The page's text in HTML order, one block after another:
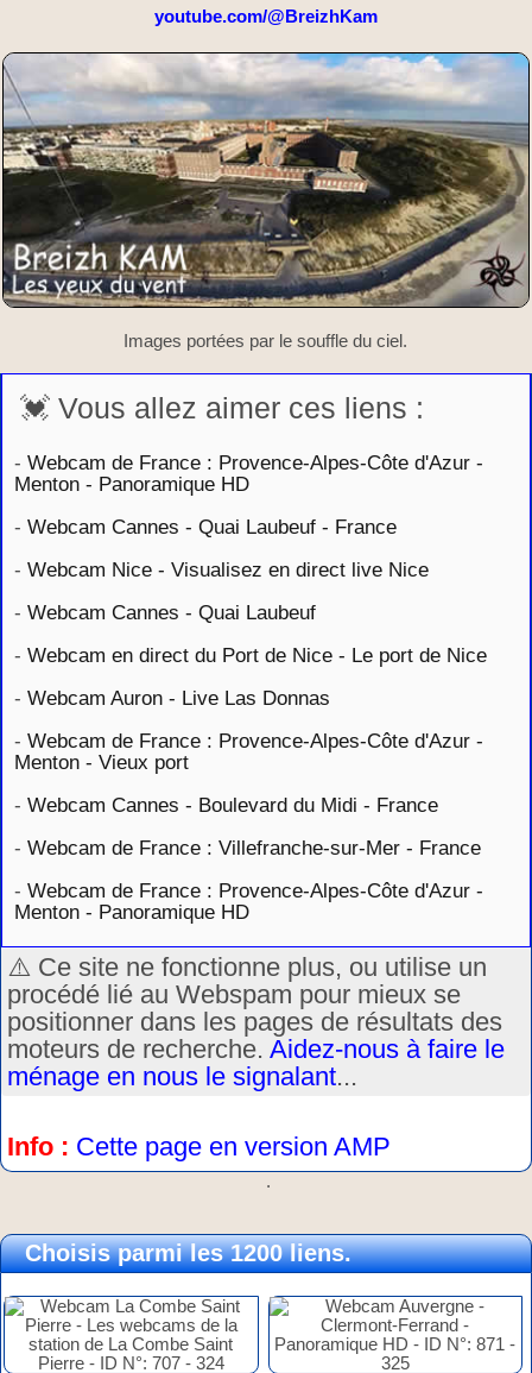
youtube.com/@BreizhKam
Images portées par le souffle du ciel.
💓 Vous allez aimer ces liens :
- Webcam de France : Provence-Alpes-Côte d'Azur -
Menton - Panoramique HD
- Webcam Cannes - Quai Laubeuf - France
- Webcam Nice - Visualisez en direct live Nice
- Webcam Cannes - Quai Laubeuf
- Webcam en direct du Port de Nice - Le port de Nice
- Webcam Auron - Live Las Donnas
- Webcam de France : Provence-Alpes-Côte d'Azur -
Menton - Vieux port
- Webcam Cannes - Boulevard du Midi - France
- Webcam de France : Villefranche-sur-Mer - France
- Webcam de France : Provence-Alpes-Côte d'Azur -
Menton - Panoramique HD
⚠️ Ce site ne fonctionne plus, ou utilise un
procédé lié au Webspam pour mieux se
positionner dans les pages de résultats des
moteurs de recherche. Aidez-nous à faire le
ménage en nous le signalant...
Info : Cette page en version AMP
.
Choisis parmi les 1200 liens.